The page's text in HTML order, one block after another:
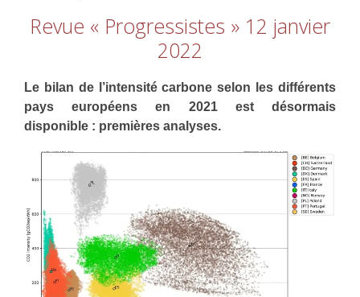
Revue « Progressistes » 12 janvier
2022
Le bilan de l’intensité carbone selon les différents
pays européens en 2021 est désormais
disponible : premières analyses.